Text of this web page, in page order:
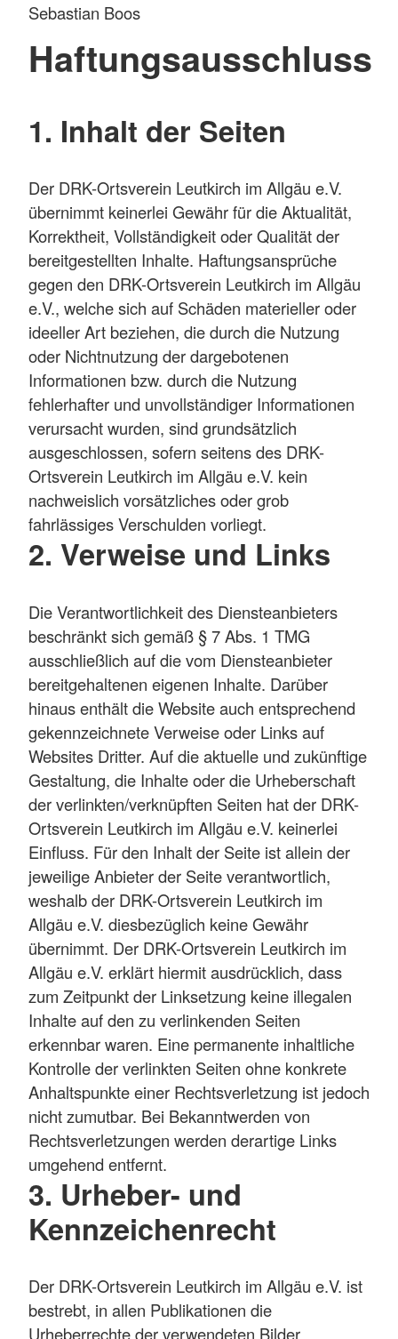
Sebastian Boos
Haftungsausschluss
1. Inhalt der Seiten
Der DRK-Ortsverein Leutkirch im Allgäu e.V.
übernimmt keinerlei Gewähr für die Aktualität,
Korrektheit, Vollständigkeit oder Qualität der
bereitgestellten Inhalte. Haftungsansprüche
gegen den DRK-Ortsverein Leutkirch im Allgäu
e.V., welche sich auf Schäden materieller oder
ideeller Art beziehen, die durch die Nutzung
oder Nichtnutzung der dargebotenen
Informationen bzw. durch die Nutzung
fehlerhafter und unvollständiger Informationen
verursacht wurden, sind grundsätzlich
ausgeschlossen, sofern seitens des DRK-
Ortsverein Leutkirch im Allgäu e.V. kein
nachweislich vorsätzliches oder grob
fahrlässiges Verschulden vorliegt.
2. Verweise und Links
Die Verantwortlichkeit des Diensteanbieters
beschränkt sich gemäß § 7 Abs. 1 TMG
ausschließlich auf die vom Diensteanbieter
bereitgehaltenen eigenen Inhalte. Darüber
hinaus enthält die Website auch entsprechend
gekennzeichnete Verweise oder Links auf
Websites Dritter. Auf die aktuelle und zukünftige
Gestaltung, die Inhalte oder die Urheberschaft
der verlinkten/verknüpften Seiten hat der DRK-
Ortsverein Leutkirch im Allgäu e.V. keinerlei
Einfluss. Für den Inhalt der Seite ist allein der
jeweilige Anbieter der Seite verantwortlich,
weshalb der DRK-Ortsverein Leutkirch im
Allgäu e.V. diesbezüglich keine Gewähr
übernimmt. Der DRK-Ortsverein Leutkirch im
Allgäu e.V. erklärt hiermit ausdrücklich, dass
zum Zeitpunkt der Linksetzung keine illegalen
Inhalte auf den zu verlinkenden Seiten
erkennbar waren. Eine permanente inhaltliche
Kontrolle der verlinkten Seiten ohne konkrete
Anhaltspunkte einer Rechtsverletzung ist jedoch
nicht zumutbar. Bei Bekanntwerden von
Rechtsverletzungen werden derartige Links
umgehend entfernt.
3. Urheber- und
Kennzeichenrecht
Der DRK-Ortsverein Leutkirch im Allgäu e.V. ist
bestrebt, in allen Publikationen die
Urheberrechte der verwendeten Bilder,